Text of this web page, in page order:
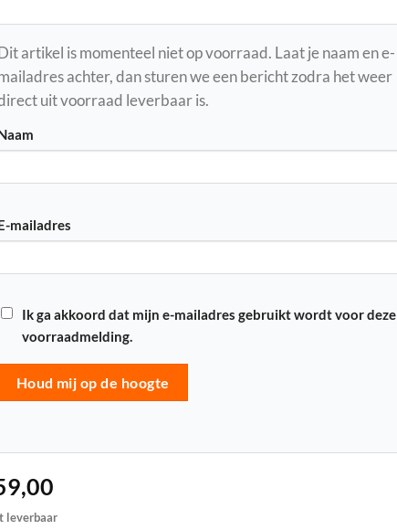
artikel is momenteel niet op voorraad. Laat je naam en e-
achter, dan sturen we een bericht zodra het weer
uit voorraad leverbaar is.
mailadres
Ik ga akkoord dat mijn e-mailadres gebruikt wordt voor deze
voorraadmelding.
Houd mij op de hoogte
leverbaar